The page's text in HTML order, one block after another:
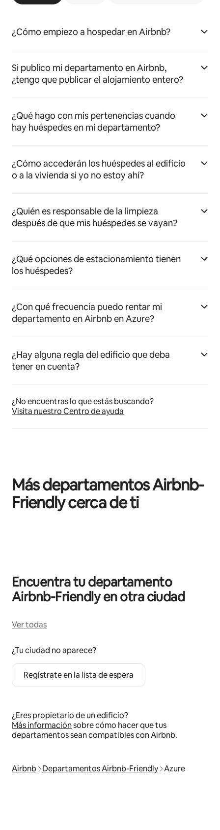
¿Cómo empiezo a hospedar en Airbnb?
Si publico mi departamento en Airbnb,
¿tengo que publicar el alojamiento entero?
¿Qué hago con mis pertenencias cuando
hay huéspedes en mi departamento?
¿Cómo accederán los huéspedes al edificio
o a la vivienda si yo no estoy ahí?
¿Quién es responsable de la limpieza
después de que mis huéspedes se vayan?
¿Qué opciones de estacionamiento tienen
los huéspedes?
¿Con qué frecuencia puedo rentar mi
departamento en Airbnb en Azure?
¿Hay alguna regla del edificio que deba
tener en cuenta?
¿No encuentras lo que estás buscando?
Visita nuestro Centro de ayuda
Más departamentos Airbnb-
Friendly cerca de ti
Encuentra tu departamento
Airbnb-Friendly en otra ciudad
Ver todas
¿Tu ciudad no aparece?
Regístrate en la lista de espera
¿Eres propietario de un edificio?
Más informaciónsobre cómo hacer que tus
departamentos sean compatibles con Airbnb.
Airbnb Departamentos Airbnb-Friendly Azure